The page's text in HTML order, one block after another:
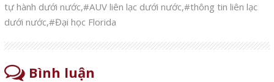
tự hành dưới nước,#AUV liên lạc dưới nước,#thông tin liên lạc
dưới nước,#Đại học Florida
Bình luận